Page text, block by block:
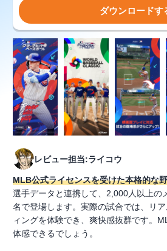
ダウンロードす
レビュー担当:ライコウ
MLB公式ライセンスを受けた本格的な
選手データと連携して、2,000人以上の
名で登場します。実際の試合では、リ
ィングを体験でき、爽快感抜群です。
体感できるでしょう。